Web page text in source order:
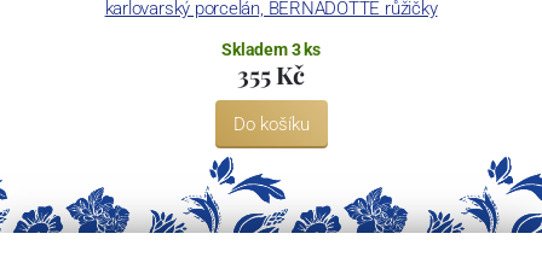
karlovarský porcelán, BERNADOTTE růžičky
Skladem 3 ks
355 Kč
Do košíku